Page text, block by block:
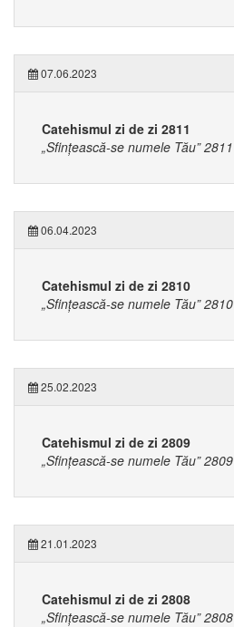
07.06.2023
Catehismul zi de zi 2811
„Sfințească-se numele Tău” 2811
06.04.2023
Catehismul zi de zi 2810
„Sfințească-se numele Tău” 2810
25.02.2023
Catehismul zi de zi 2809
„Sfințească-se numele Tău” 2809
21.01.2023
Catehismul zi de zi 2808
„Sfințească-se numele Tău” 2808